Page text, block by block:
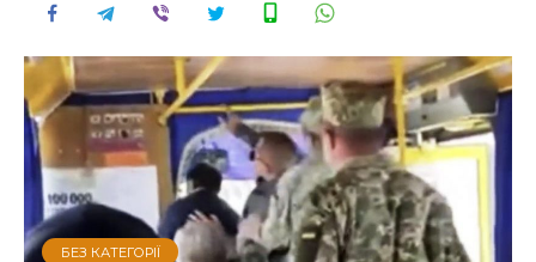
БЕЗ КАТЕГОРІЇ